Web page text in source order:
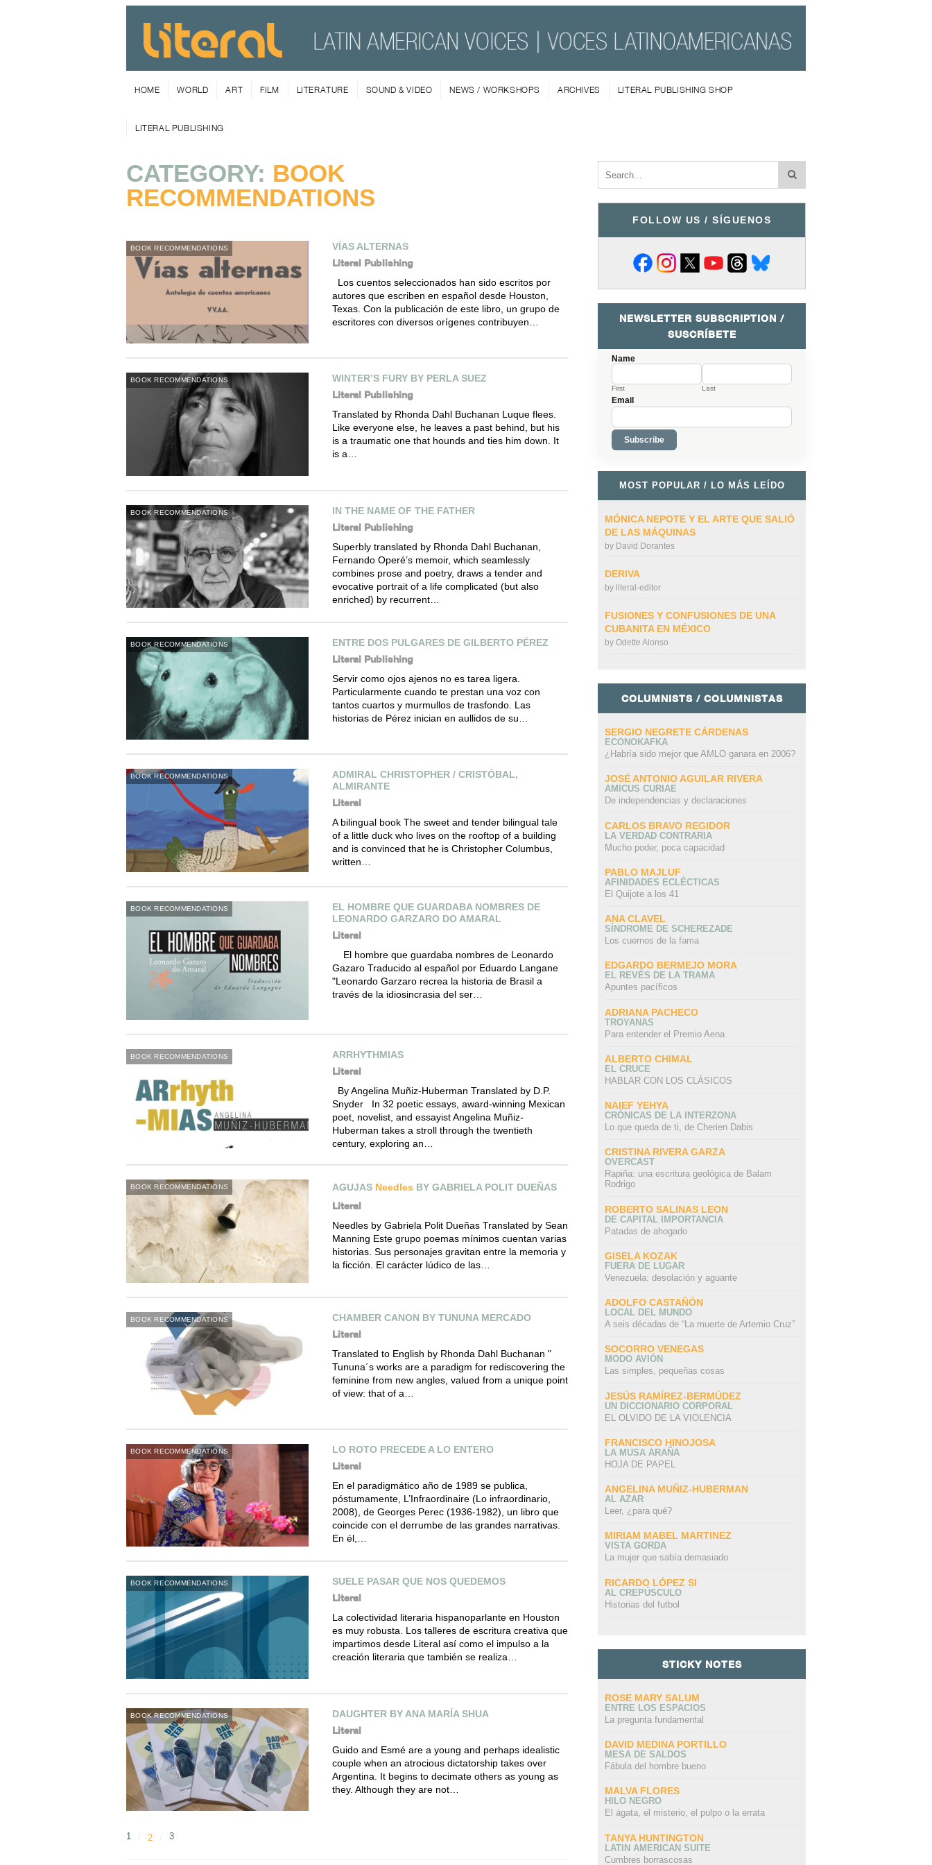
HOME WORLD ART FILM LITERATURE SOUND & VIDEO NEWS / WORKSHOPS ARCHIVES LITERAL PUBLISHING SHOP
LITERAL PUBLISHING
CATEGORY: BOOK
RECOMMENDATIONS
BOOK RECOMMENDATIONS VÍAS ALTERNAS
Literal Publishing
Los cuentos seleccionados han sido escritos por
autores que escriben en español desde Houston,
Texas. Con la publicación de este libro, un grupo de
escritores con diversos orígenes contribuyen…
BOOK RECOMMENDATIONS WINTER’S FURY BY PERLA SUEZ
Literal Publishing
Translated by Rhonda Dahl Buchanan Luque flees.
Like everyone else, he leaves a past behind, but his
is a traumatic one that hounds and ties him down. It
is a…
BOOK RECOMMENDATIONS IN THE NAME OF THE FATHER
Literal Publishing
Superbly translated by Rhonda Dahl Buchanan,
Fernando Operé’s memoir, which seamlessly
combines prose and poetry, draws a tender and
evocative portrait of a life complicated (but also
enriched) by recurrent…
BOOK RECOMMENDATIONS ENTRE DOS PULGARES DE GILBERTO PÉREZ
Literal Publishing
Servir como ojos ajenos no es tarea ligera.
Particularmente cuando te prestan una voz con
tantos cuartos y murmullos de trasfondo. Las
historias de Pérez inician en aullidos de su…
BOOK RECOMMENDATIONS
ADMIRAL CHRISTOPHER / CRISTÓBAL,
ALMIRANTE
Literal
A bilingual book The sweet and tender bilingual tale
of a little duck who lives on the rooftop of a building
and is convinced that he is Christopher Columbus,
written…
BOOK RECOMMENDATIONS
EL HOMBRE QUE GUARDABA NOMBRES DE
LEONARDO GARZARO DO AMARAL
Literal
El hombre que guardaba nombres de Leonardo
Gazaro Traducido al español por Eduardo Langane
"Leonardo Garzaro recrea la historia de Brasil a
través de la idiosincrasia del ser…
BOOK RECOMMENDATIONS ARRHYTHMIAS
Literal
By Angelina Muñiz-Huberman Translated by D.P.
Snyder In 32 poetic essays, award-winning Mexican
poet, novelist, and essayist Angelina Muñiz-
Huberman takes a stroll through the twentieth
century, exploring an…
BOOK RECOMMENDATIONS AGUJAS Needles BY GABRIELA POLIT DUEÑAS
Literal
Needles by Gabriela Polit Dueñas Translated by Sean
Manning Este grupo poemas mínimos cuentan varias
historias. Sus personajes gravitan entre la memoria y
la ficción. El carácter lúdico de las…
BOOK RECOMMENDATIONS CHAMBER CANON BY TUNUNA MERCADO
Literal
Translated to English by Rhonda Dahl Buchanan "
Tununa´s works are a paradigm for rediscovering the
feminine from new angles, valued from a unique point
of view: that of a…
BOOK RECOMMENDATIONS LO ROTO PRECEDE A LO ENTERO
Literal
En el paradigmático año de 1989 se publica,
póstumamente, L’Infraordinaire (Lo infraordinario,
2008), de Georges Perec (1936-1982), un libro que
coincide con el derrumbe de las grandes narrativas.
En él,…
BOOK RECOMMENDATIONS SUELE PASAR QUE NOS QUEDEMOS
Literal
La colectividad literaria hispanoparlante en Houston
es muy robusta. Los talleres de escritura creativa que
impartimos desde Literal así como el impulso a la
creación literaria que también se realiza…
BOOK RECOMMENDATIONS DAUGHTER BY ANA MARÍA SHUA
Literal
Guido and Esmé are a young and perhaps idealistic
couple when an atrocious dictatorship takes over
Argentina. It begins to decimate others as young as
they. Although they are not…
1 2 3
FOLLOW US / SÍGUENOS
NEWSLETTER SUBSCRIPTION /
SUSCRÍBETE
Name
First Last
Email
MOST POPULAR / LO MÁS LEÍDO
MÓNICA NEPOTE Y EL ARTE QUE SALIÓ
DE LAS MÁQUINAS
by David Dorantes
DERIVA
by literal-editor
FUSIONES Y CONFUSIONES DE UNA
CUBANITA EN MÉXICO
by Odette Alonso
COLUMNISTS / COLUMNISTAS
SERGIO NEGRETE CÁRDENAS
ECONOKAFKA
¿Habría sido mejor que AMLO ganara en 2006?
JOSÉ ANTONIO AGUILAR RIVERA
AMICUS CURIAE
De independencias y declaraciones
CARLOS BRAVO REGIDOR
LA VERDAD CONTRARIA
Mucho poder, poca capacidad
PABLO MAJLUF
AFINIDADES ECLÉCTICAS
El Quijote a los 41
ANA CLAVEL
SÍNDROME DE SCHEREZADE
Los cuernos de la fama
EDGARDO BERMEJO MORA
EL REVÉS DE LA TRAMA
Apuntes pacíficos
ADRIANA PACHECO
TROYANAS
Para entender el Premio Aena
ALBERTO CHIMAL
EL CRUCE
HABLAR CON LOS CLÁSICOS
NAIEF YEHYA
CRÓNICAS DE LA INTERZONA
Lo que queda de ti, de Cherien Dabis
CRISTINA RIVERA GARZA
OVERCAST
Rapiña: una escritura geológica de Balam
Rodrigo
ROBERTO SALINAS LEON
DE CAPITAL IMPORTANCIA
Patadas de ahogado
GISELA KOZAK
FUERA DE LUGAR
Venezuela: desolación y aguante
ADOLFO CASTAÑÓN
LOCAL DEL MUNDO
A seis décadas de “La muerte de Artemio Cruz”
SOCORRO VENEGAS
MODO AVIÓN
Las simples, pequeñas cosas
JESÚS RAMÍREZ-BERMÚDEZ
UN DICCIONARIO CORPORAL
EL OLVIDO DE LA VIOLENCIA
FRANCISCO HINOJOSA
LA MUSA ARAÑA
HOJA DE PAPEL
ANGELINA MUÑIZ-HUBERMAN
AL AZAR
Leer, ¿para qué?
MIRIAM MABEL MARTINEZ
VISTA GORDA
La mujer que sabía demasiado
RICARDO LÓPEZ SI
AL CREPÚSCULO
Historias del futbol
STICKY NOTES
ROSE MARY SALUM
ENTRE LOS ESPACIOS
La pregunta fundamental
DAVID MEDINA PORTILLO
MESA DE SALDOS
Fábula del hombre bueno
MALVA FLORES
HILO NEGRO
El ágata, el misterio, el pulpo o la errata
TANYA HUNTINGTON
LATIN AMERICAN SUITE
Cumbres borrascosas